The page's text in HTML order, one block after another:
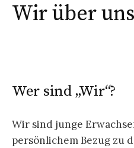
Wir über uns
Wer sind „Wir“?
Wir sind junge
persönlichem Bezug zu